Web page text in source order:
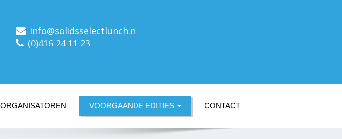
info@solidsselectlunch.nl
(0)416 24 11 23
ORGANISATOREN VOORGAANDE EDITIES CONTACT